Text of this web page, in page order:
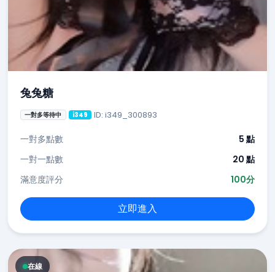
兔兔糖
一對多等待中 i349 ID: i349_300893
一對多點數
5 點
一對一點數
20 點
滿意度評分
100分
立即進入
在線